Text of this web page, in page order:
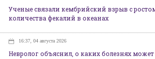
Ученые связали кембрийский взрыв с
количества фекалий в океанах
16:37, 04 августа 2026
Невролог объяснил, о каких болезнях может